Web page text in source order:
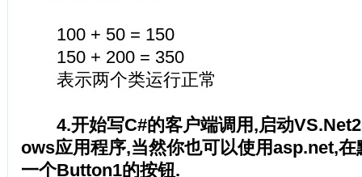
100 + 50 = 150
150 + 200 = 350
表示两个类运行正常
4.开始写C#的客户端调用,启动
ows应用程序,当然你也可以使用asp.net,
一个Button1的按钮.